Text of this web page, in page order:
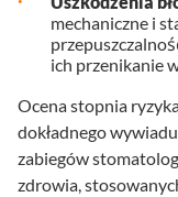
mechaniczne i
ich przenikanie
Ocena stopnia
dokładnego
zabiegów
zdrowia,